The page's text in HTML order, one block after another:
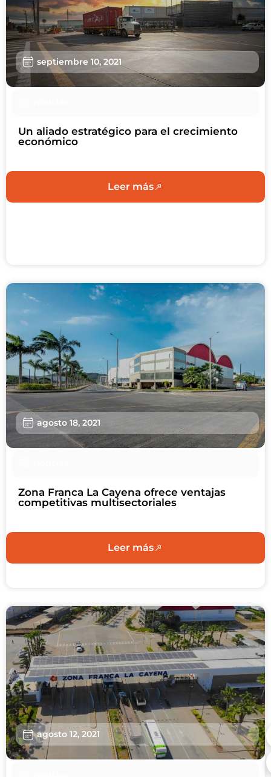
Beneficios
Usuarios
Sostenibilidad
Nosotros
Contáctanos
septiembre 10, 2021
Un aliado estratégico para el crecimiento
económico
Leer más
agosto 18, 2021
Zona Franca La Cayena ofrece ventajas
competitivas multisectoriales
Leer más
agosto 12, 2021